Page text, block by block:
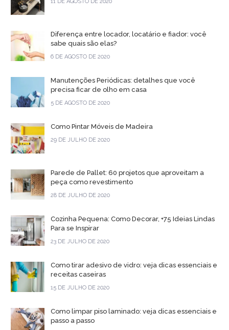
Diferença entre locador, locatário e fiador: você
sabe quais são elas?
6 DE AGOSTO DE 2020
Manutenções Periódicas: detalhes que você
precisa ficar de olho em casa
5 DE AGOSTO DE 2020
Como Pintar Móveis de Madeira
29 DE JULHO DE 2020
Parede de Pallet: 60 projetos que aproveitam a
peça como revestimento
28 DE JULHO DE 2020
Cozinha Pequena: Como Decorar, +75 Ideias Lindas
Para se Inspirar
23 DE JULHO DE 2020
Como tirar adesivo de vidro: veja dicas essenciais e
receitas caseiras
15 DE JULHO DE 2020
Como limpar piso laminado: veja dicas essenciais e
passo a passo